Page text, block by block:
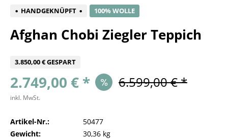
HANDGEKNÜPFT 100% WOLLE
Afghan Chobi Ziegler Teppich
3.850,00 € GESPART
2.749,00 € * 6.599,00 € *
inkl. MwSt.
Artikel-Nr.:
50477
Gewicht:
30,36 kg